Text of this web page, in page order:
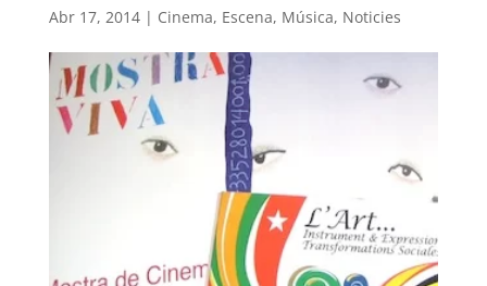
Abr 17, 2014| Cinema, Escena, Música, Noticies